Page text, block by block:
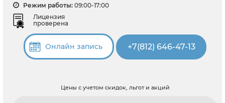
Режим работы: 09:00-17:00
Лицензия
проверена
Онлайн запись +7(812) 646-47-13
Цены с учетом скидок, льгот и акций